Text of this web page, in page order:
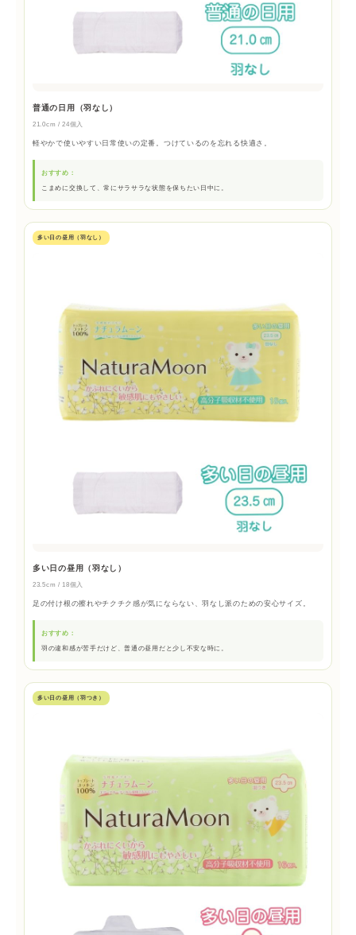
普通の日用（羽なし）
21.0cm / 24個入
軽やかで使いやすい日常使いの定番。つけているのを忘れる快適さ。
おすすめ：
こまめに交換して、常にサラサラな状態を保ちたい日中に。
多い日の昼用（羽なし）
多い日の昼用（羽なし）
23.5cm / 18個入
足の付け根の擦れやチクチク感が気にならない、羽なし派のための安心サイズ。
おすすめ：
羽の違和感が苦手だけど、普通の昼用だと少し不安な時に。
多い日の昼用（羽つき）